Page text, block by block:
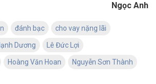
Ngọc Anh
đánh bạc cho vay nặng lãi
Dương Lê Đức Lợi
Hoàng Văn Hoan Nguyễn Sơn Thành